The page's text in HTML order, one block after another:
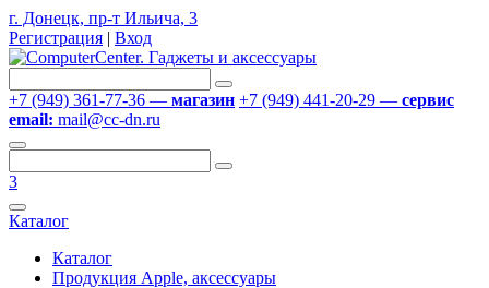
г. Донецк, пр-т Ильича, 3
Регистрация | Вход
+7 (949) 361-77-36 — магазин +7 (949) 441-20-29 — сервис
email: mail@cc-dn.ru
3
Каталог
Каталог
Продукция Apple, аксессуары